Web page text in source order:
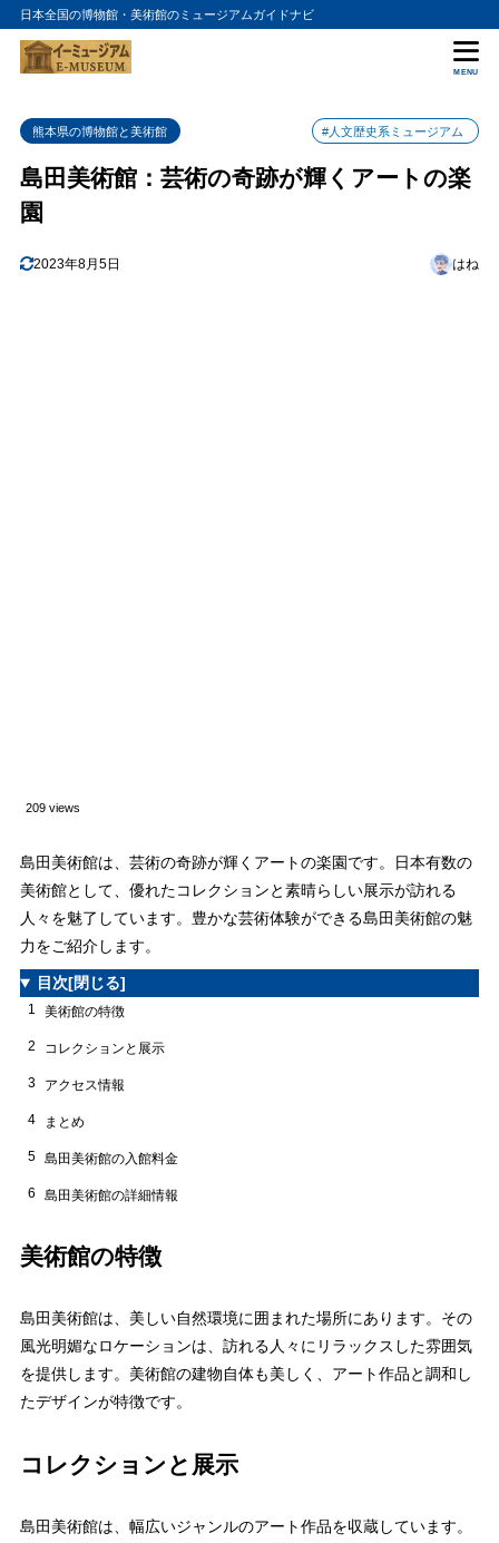
日本全国の博物館・美術館のミュージアムガイドナビ
MENU
熊本県の博物館と美術館 #人文歴史系ミュージアム
島田美術館：芸術の奇跡が輝くアートの楽
園
2023年8月5日 はね
209 views
島田美術館は、芸術の奇跡が輝くアートの楽園です。日本有数の
美術館として、優れたコレクションと素晴らしい展示が訪れる
人々を魅了しています。豊かな芸術体験ができる島田美術館の魅
力をご紹介します。
目次[閉じる]
1 美術館の特徴
2 コレクションと展示
3 アクセス情報
4 まとめ
5 島田美術館の入館料金
6 島田美術館の詳細情報
美術館の特徴
島田美術館は、美しい自然環境に囲まれた場所にあります。その
風光明媚なロケーションは、訪れる人々にリラックスした雰囲気
を提供します。美術館の建物自体も美しく、アート作品と調和し
たデザインが特徴です。
コレクションと展示
島田美術館は、幅広いジャンルのアート作品を収蔵しています。
目次
1 美術館の特徴
3 アクセス情報
5 島田美術館の入館料金